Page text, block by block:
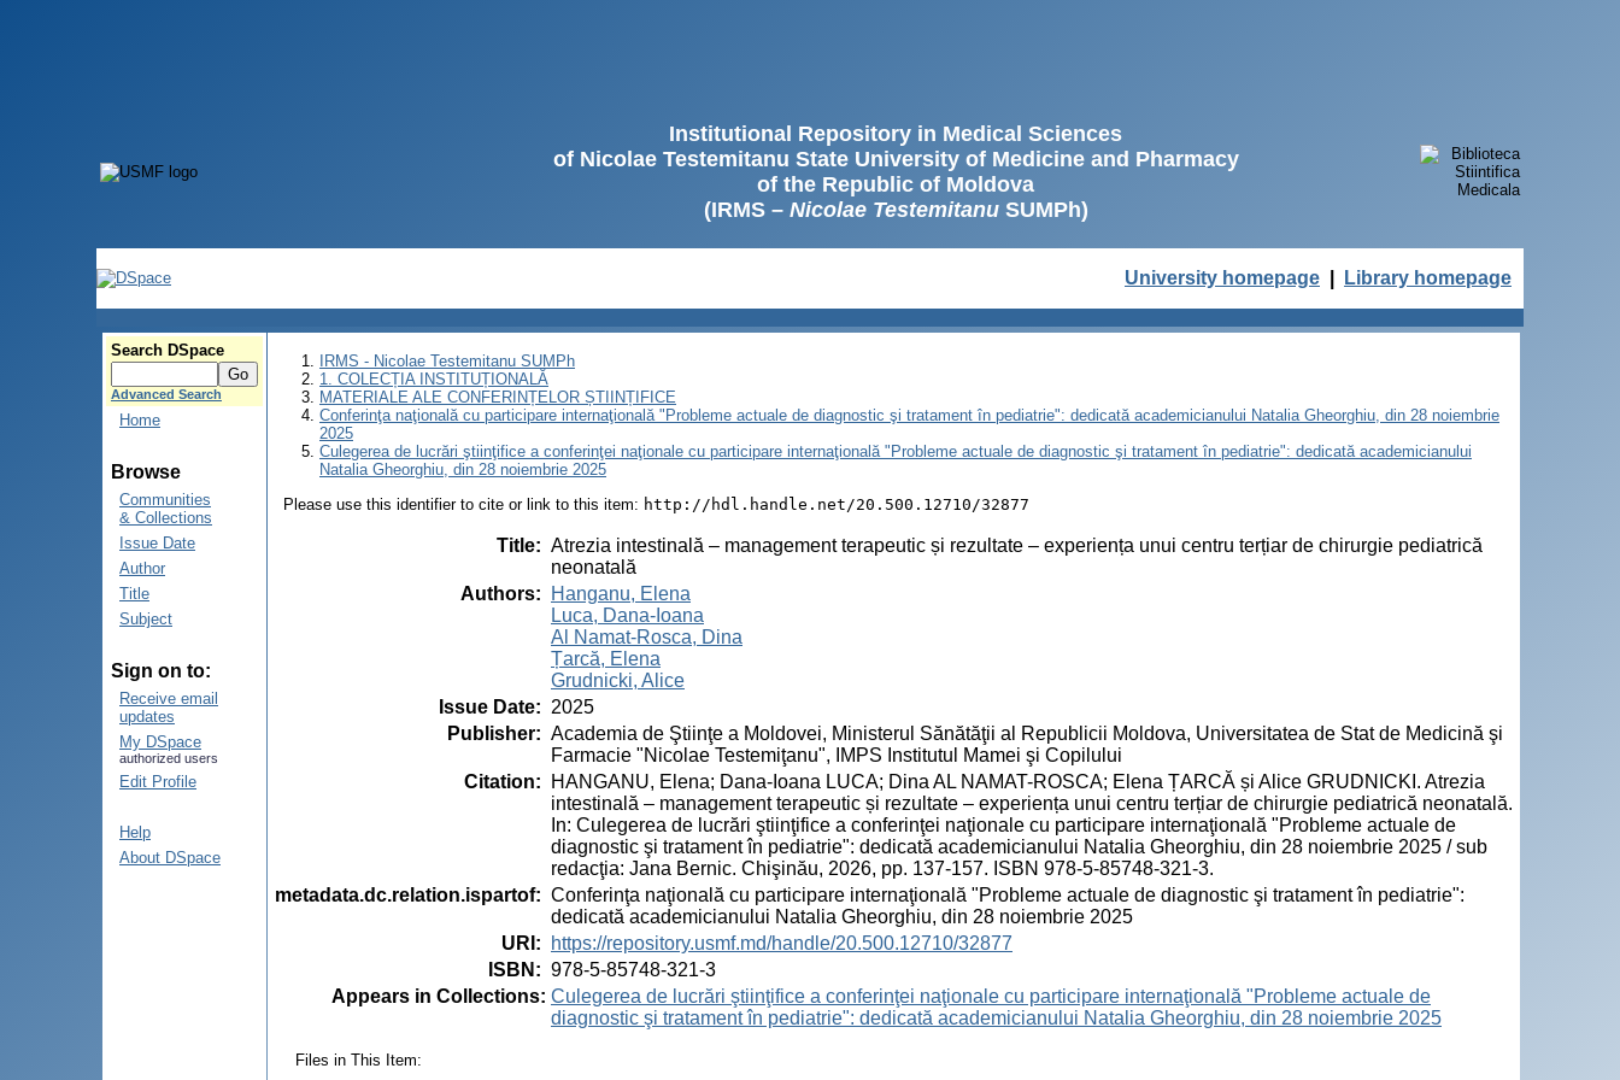
Institutional Repository in Medical Sciences
of Nicolae Testemitanu State University of Medicine and Pharmacy
of the Republic of Moldova
(IRMS – Nicolae TestemitanuSUMPh)
University homepage Library homepage
Search DSpace
Advanced Search
Home
Browse
Communities
& Collections
Issue Date
Author
Title
Subject
Sign on to:
Receive email
updates
My DSpace
authorized users
Edit Profile
Help
About DSpace
IRMS - Nicolae Testemitanu SUMPh
1. COLECȚIA INSTITUȚIONALĂ
MATERIALE ALE CONFERINȚELOR ȘTIINȚIFICE
Conferinţa naţională cu participare internaţională "Probleme actuale de diagnostic şi tratament în pediatrie": dedicată academicianului Natalia Gheorghiu, din 28 noiembrie
2025
Culegerea de lucrări ştiinţifice a conferinţei naţionale cu participare internaţională "Probleme actuale de diagnostic şi tratament în pediatrie": dedicată academicianului
Natalia Gheorghiu, din 28 noiembrie 2025
Please use this identifier to cite or link to this item: http://hdl.handle.net/20.500.12710/32877
Title: Atrezia intestinală – management terapeutic și rezultate – experiența unui centru terțiar de chirurgie pediatrică
neonatală
Authors:
Hanganu, Elena
Luca, Dana-Ioana
Al Namat-Rosca, Dina
Țarcă, Elena
Grudnicki, Alice
Issue Date: 2025
Publisher: Academia de Ştiinţe a Moldovei, Ministerul Sănătăţii al Republicii Moldova, Universitatea de Stat de Medicină şi
Farmacie "Nicolae Testemiţanu", IMPS Institutul Mamei şi Copilului
Citation:
HANGANU, Elena; Dana-Ioana LUCA; Dina AL NAMAT-ROSCA; Elena ȚARCĂ și Alice GRUDNICKI. Atrezia
intestinală – management terapeutic și rezultate – experiența unui centru terțiar de chirurgie pediatrică neonatală.
In: Culegerea de lucrări ştiinţifice a conferinţei naţionale cu participare internaţională "Probleme actuale de
diagnostic şi tratament în pediatrie": dedicată academicianului Natalia Gheorghiu, din 28 noiembrie 2025 / sub
redacţia: Jana Bernic. Chişinău, 2026, pp. 137-157. ISBN 978-5-85748-321-3.
metadata.dc.relation.ispartof: Conferinţa naţională cu participare internaţională "Probleme actuale de diagnostic şi tratament în pediatrie":
dedicată academicianului Natalia Gheorghiu, din 28 noiembrie 2025
URI :
https://repository.usmf.md/handle/20.500.12710/32877
ISBN : 978-5-85748-321-3
Appears in Collections: Culegerea de lucrări ştiinţifice a conferinţei naţionale cu participare internaţională "Probleme actuale de
diagnostic şi tratament în pediatrie": dedicată academicianului Natalia Gheorghiu, din 28 noiembrie 2025
Files in This Item: